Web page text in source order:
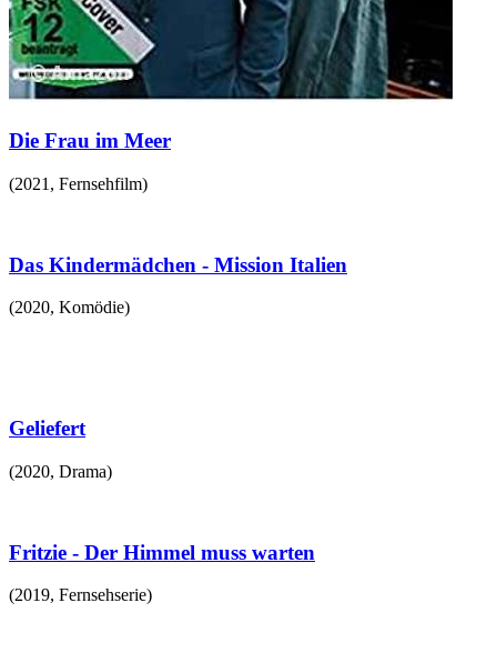
Die Frau im Meer
(2021 , Fernsehfilm)
Das Kindermädchen - Mission Italien
(2020, Komödie)
Geliefert
(2020, Drama)
Fritzie - Der Himmel muss warten
(2019, Fernsehserie)